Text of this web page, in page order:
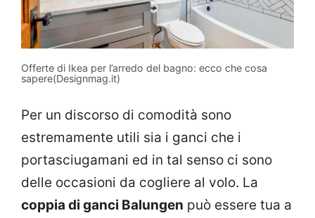
Offerte di Ikea per l’arredo del bagno: ecco che cosa
sapere(Designmag.it)
Per un discorso di comodità sono
estremamente utili sia i ganci che i
portasciugamani ed in tal senso ci sono
delle occasioni da cogliere al volo. La
coppia di ganci Balungen può essere tua a